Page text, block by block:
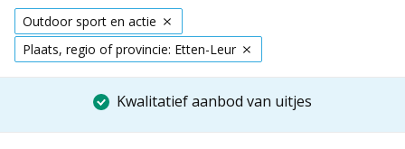
Outdoor sport en actie
Plaats, regio of provincie: Etten-Leur
Kwalitatief aanbod van uitjes